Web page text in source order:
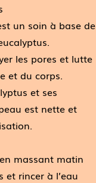
un soin à base de
les pores et lutte
et du corps.
et ses
est nette et
massant matin
rincer à l’eau